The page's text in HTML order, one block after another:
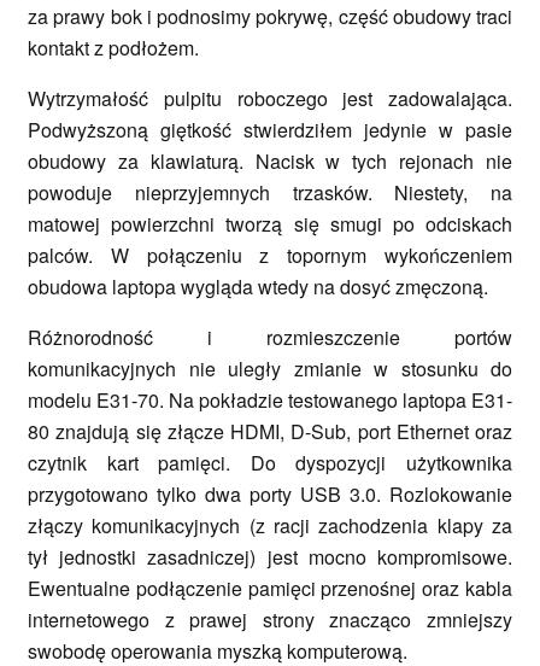
za prawy bok i podnosimy pokrywę, część obudowy traci
kontakt z podłożem.
Wytrzymałość pulpitu roboczego jest zadowalająca.
Podwyższoną giętkość stwierdziłem jedynie w pasie
obudowy za klawiaturą. Nacisk w tych rejonach nie
powoduje nieprzyjemnych trzasków. Niestety, na
matowej powierzchni tworzą się smugi po odciskach
palców. W połączeniu z topornym wykończeniem
obudowa laptopa wygląda wtedy na dosyć zmęczoną.
Różnorodność i rozmieszczenie portów
komunikacyjnych nie uległy zmianie w stosunku do
modelu E31-70. Na pokładzie testowanego laptopa E31-
80 znajdują się złącze HDMI, D-Sub, port Ethernet oraz
czytnik kart pamięci. Do dyspozycji użytkownika
przygotowano tylko dwa porty USB 3.0. Rozlokowanie
złączy komunikacyjnych (z racji zachodzenia klapy za
tył jednostki zasadniczej) jest mocno kompromisowe.
Ewentualne podłączenie pamięci przenośnej oraz kabla
internetowego z prawej strony znacząco zmniejszy
swobodę operowania myszką komputerową.